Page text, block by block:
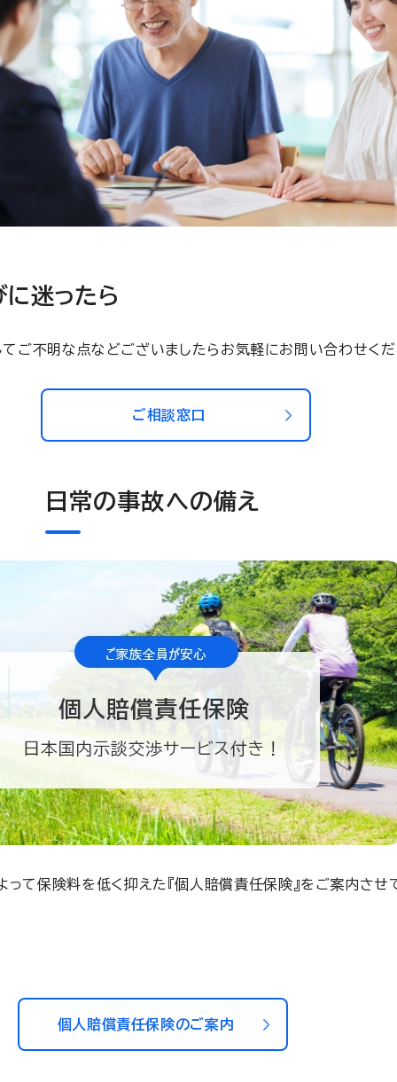
迷ったら
ご不明な点などございましたらお気軽にお問い合わせくだ
ご相談窓口
日常の事故への備え
て保険料を低く抑えた『個人賠償責任保険』をご案内させ
個人賠償責任保険のご案内